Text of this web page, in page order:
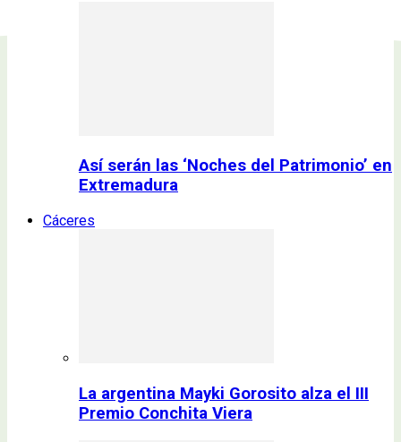
Así serán las ‘Noches del Patrimonio’ en
Extremadura
Cáceres
La argentina Mayki Gorosito alza el III
Premio Conchita Viera